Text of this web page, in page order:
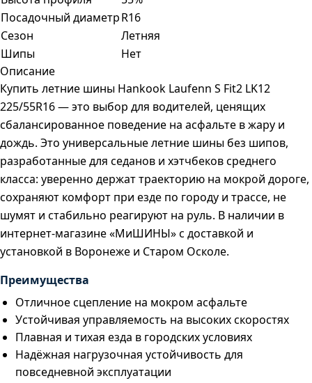
Посадочный диаметрR16
Сезон
Летняя
Шипы
Нет
Описание
Купить летние шины Hankook Laufenn S Fit2 LK12
225/55R16 — это выбор для водителей, ценящих
сбалансированное поведение на асфальте в жару и
дождь. Это универсальные летние шины без шипов,
разработанные для седанов и хэтчбеков среднего
класса: уверенно держат траекторию на мокрой дороге,
сохраняют комфорт при езде по городу и трассе, не
шумят и стабильно реагируют на руль. В наличии в
интернет-магазине «МиШИНЫ» с доставкой и
установкой в Воронеже и Старом Осколе.
Преимущества
Отличное сцепление на мокром асфальте
Устойчивая управляемость на высоких скоростях
Плавная и тихая езда в городских условиях
Надёжная нагрузочная устойчивость для
повседневной эксплуатации